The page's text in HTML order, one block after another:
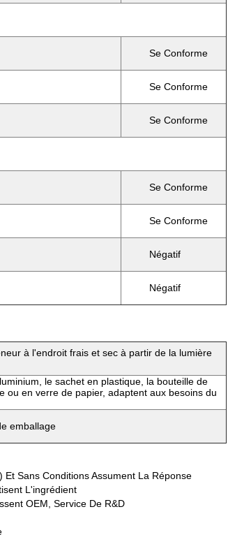
Se Conforme
Se Conforme
Se Conforme
Se Conforme
Se Conforme
Négatif
Négatif
à l'endroit frais et sec à partir de la lumière
le sachet en plastique, la bouteille de
ou en verre de papier, adaptent aux besoins du
emballage
Sans Conditions Assument La Réponse
L'ingrédient
OEM, Service De R&D